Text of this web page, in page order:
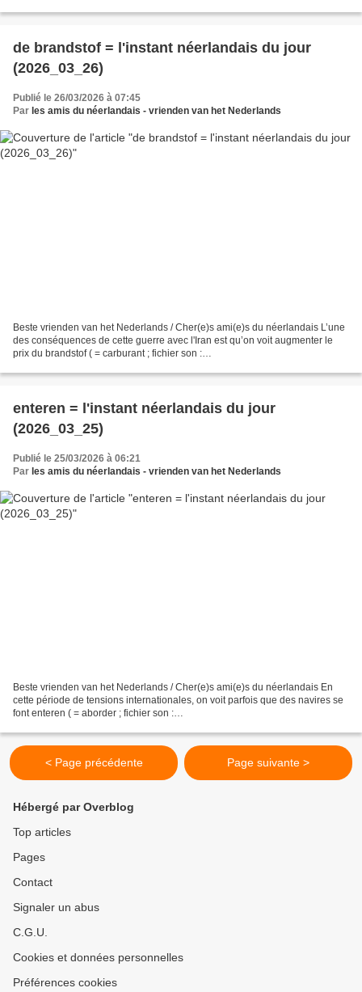
de brandstof = l'instant néerlandais du jour
(2026_03_26)
Publié le 26/03/2026 à 07:45
Par les amis du néerlandais - vrienden van het Nederlands
Beste vrienden van het Nederlands / Cher(e)s ami(e)s du néerlandais L’une
des conséquences de cette guerre avec l'Iran est qu’on voit augmenter le
prix du brandstof ( = carburant ; fichier son :
enteren = l'instant néerlandais du jour
(2026_03_25)
Publié le 25/03/2026 à 06:21
Par les amis du néerlandais - vrienden van het Nederlands
Beste vrienden van het Nederlands / Cher(e)s ami(e)s du néerlandais En
cette période de tensions internationales, on voit parfois que des navires se
font enteren ( = aborder ; fichier son :
< Page précédente Page suivante >
Hébergé par Overblog
Top articles
Pages
Contact
Signaler un abus
C.G.U.
Cookies et données personnelles
Préférences cookies